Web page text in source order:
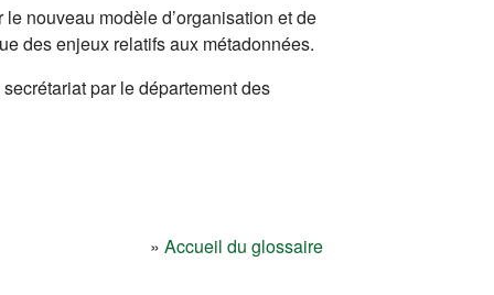
le nouveau modèle d’organisation et de
des enjeux relatifs aux métadonnées.
secrétariat par le département des
» Accueil du glossaire